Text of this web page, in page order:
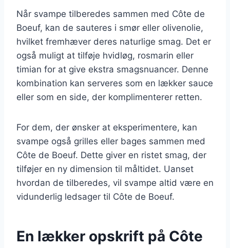
Når svampe tilberedes sammen med Côte de
Boeuf, kan de sauteres i smør eller olivenolie,
hvilket fremhæver deres naturlige smag. Det er
også muligt at tilføje hvidløg, rosmarin eller
timian for at give ekstra smagsnuancer. Denne
kombination kan serveres som en lækker sauce
eller som en side, der komplimenterer retten.
For dem, der ønsker at eksperimentere, kan
svampe også grilles eller bages sammen med
Côte de Boeuf. Dette giver en ristet smag, der
tilføjer en ny dimension til måltidet. Uanset
hvordan de tilberedes, vil svampe altid være en
vidunderlig ledsager til Côte de Boeuf.
En lækker opskrift på Côte